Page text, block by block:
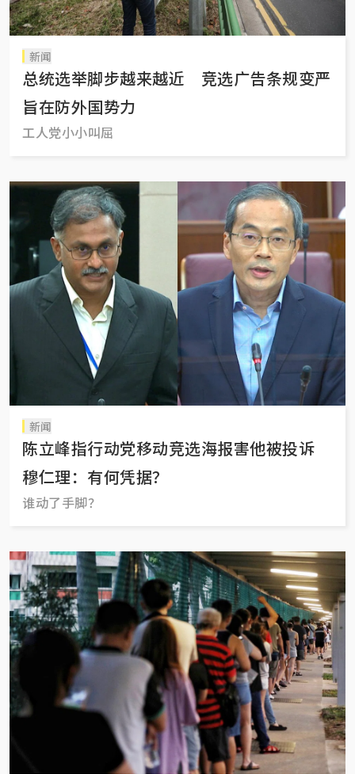
新闻
总统选举脚步越来越近 竞选广告条规变严
旨在防外国势力
工人党小小叫屈
新闻
陈立峰指行动党移动竞选海报害他被投诉
穆仁理：有何凭据？
谁动了手脚？